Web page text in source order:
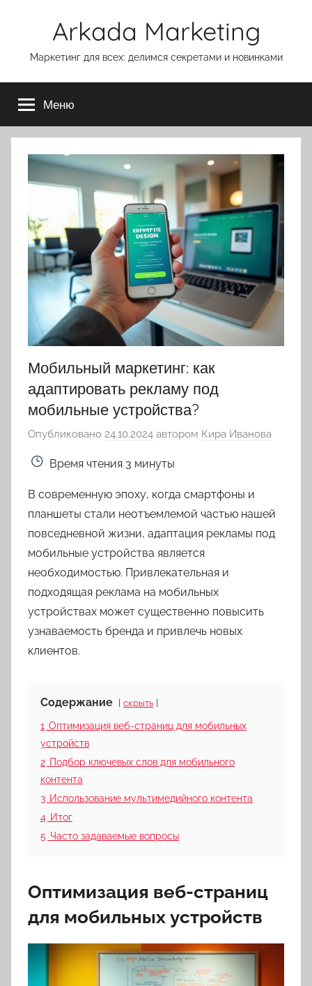
Arkada Marketing
Маркетинг для всех: делимся секретами и новинками
Меню
Мобильный маркетинг: как
адаптировать рекламу под
мобильные устройства?
Опубликовано 24.10.2024 автором Кира Иванова
Время чтения 3 минуты
В современную эпоху, когда смартфоны и
планшеты стали неотъемлемой частью нашей
повседневной жизни, адаптация рекламы под
мобильные устройства является
необходимостью. Привлекательная и
подходящая реклама на мобильных
устройствах может существенно повысить
узнаваемость бренда и привлечь новых
клиентов.
Содержание скрыть
1 Оптимизация веб-страниц для мобильных
устройств
2 Подбор ключевых слов для мобильного
контента
3 Использование мультимедийного контента
4 Итог
5 Часто задаваемые вопросы
Оптимизация веб-страниц
для мобильных устройств